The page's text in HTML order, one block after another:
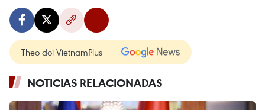
Theo dõi VietnamPlus
NOTICIAS RELACIONADAS